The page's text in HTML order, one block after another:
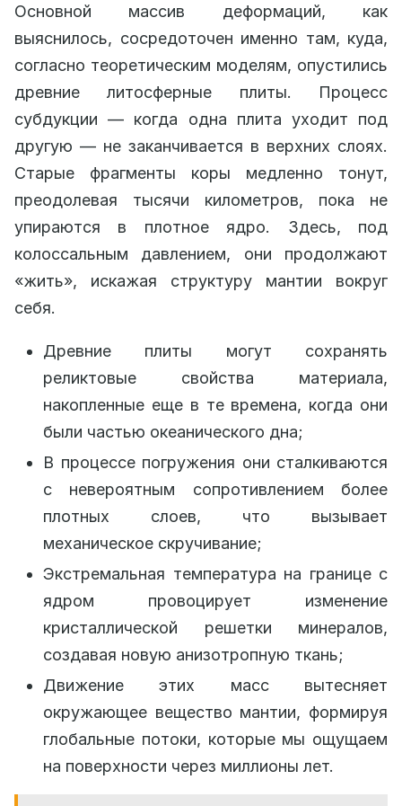
Основной массив деформаций, как
выяснилось, сосредоточен именно там, куда,
согласно теоретическим моделям, опустились
древние литосферные плиты. Процесс
субдукции — когда одна плита уходит под
другую — не заканчивается в верхних слоях.
Старые фрагменты коры медленно тонут,
преодолевая тысячи километров, пока не
упираются в плотное ядро. Здесь, под
колоссальным давлением, они продолжают
«жить», искажая структуру мантии вокруг
себя.
Древние плиты могут сохранять
реликтовые свойства материала,
накопленные еще в те времена, когда они
были частью океанического дна;
В процессе погружения они сталкиваются
с невероятным сопротивлением более
плотных слоев, что вызывает
механическое скручивание;
Экстремальная температура на границе с
ядром провоцирует изменение
кристаллической решетки минералов,
создавая новую анизотропную ткань;
Движение этих масс вытесняет
окружающее вещество мантии, формируя
глобальные потоки, которые мы ощущаем
на поверхности через миллионы лет.